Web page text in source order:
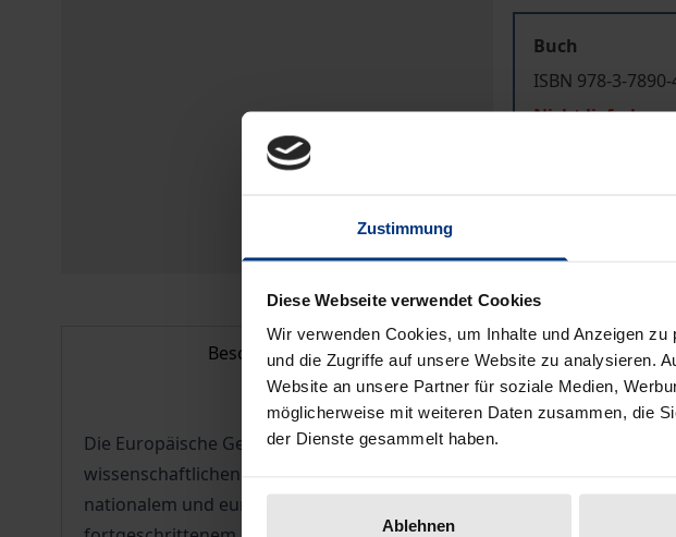
Zustimmung
Diese Webseite verwendet Cookies
Wir verwenden Cookies, um Inhalte und Anzeigen
und die Zugriffe auf unsere Website zu analysieren.
Website an unsere Partner für soziale Medien,
möglicherweise mit weiteren Daten zusammen, die
der Dienste gesammelt haben.
Ablehnen
Buch
ISBN 978-3-
Nicht lieferbar
Beschreibung
Die Europäische Gemeinschaft entwickelt sich zunehmend auch zu
wissenschaftlichen und praktischen Interesses rücken dabei die
nationalem und europäischem Recht. Für den Bereich des